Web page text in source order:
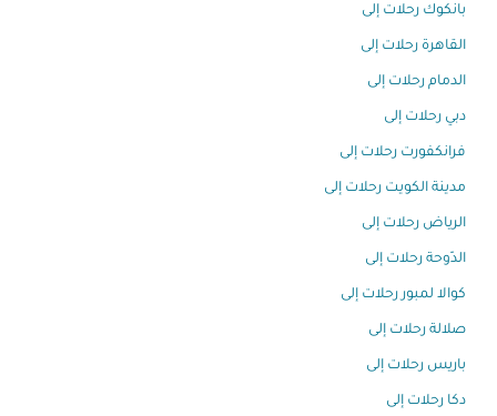
بانكوك رحلات إلى
القاهرة رحلات إلى
الدمام رحلات إلى
دبي رحلات إلى
فرانكفورت رحلات إلى
مدينة الكويت رحلات إلى
الرياض رحلات إلى
الدّوحة رحلات إلى
كوالا لمبور رحلات إلى
صلالة رحلات إلى
باريس رحلات إلى
دكا رحلات إلى